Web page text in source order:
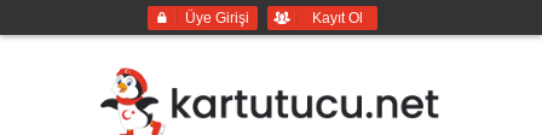
Üye Girişi Kayıt Ol